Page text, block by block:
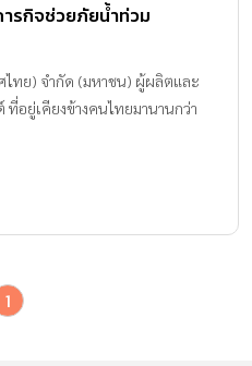
ารกิจช่วยภัยน้ำท่วม
ทย) จำกัด (มหาชน) ผู้ผลิตและ
อยู่เคียงข้างคนไทยมานานกว่า
1